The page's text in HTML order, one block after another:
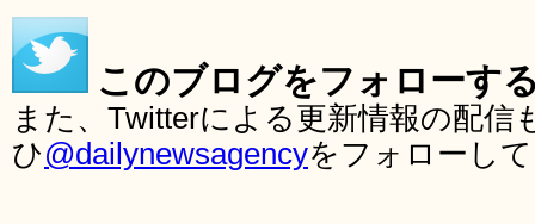
このブログをフォローす
また、Twitterによる更新情報の配
ひ@dailynewsagencyをフォローし